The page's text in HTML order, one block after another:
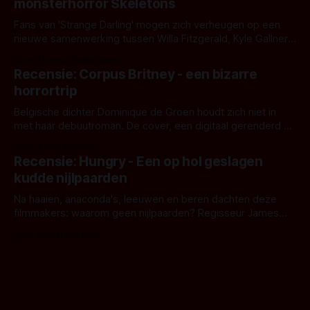
monsterhorror Skeletons
Fans van 'Strange Darling' mogen zich verheugen op een
nieuwe samenwerking tussen Willa Fitzgerald, Kyle Gallner
'Skeletons', een nieuwe creature feature waarvoor de
opnames zijn gestart in Australië.
Recensie: Corpus Britney - een bizarre
horrortrip
Belgische dichter Dominique de Groen houdt zich niet in
met haar debuutroman. De cover, een digitaal gerenderd en
achtergrond, belooft iets kleurrijks maar onheilspellends,
iets ongrijpbaars. En dat maakt De Groen met ieder woord
waar.
Recensie: Hungry - Een op hol geslagen
kudde nijlpaarden
Na haaien, anaconda's, leeuwen en beren dachten deze
filmmakers: waarom geen nijlpaarden? Regisseur James